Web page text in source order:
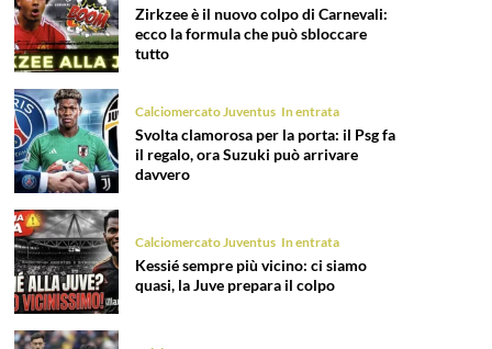
Zirkzee è il nuovo colpo di Carnevali:
ecco la formula che può sbloccare
tutto
Calciomercato Juventus In entrata
Svolta clamorosa per la porta: il Psg fa
il regalo, ora Suzuki può arrivare
davvero
Calciomercato Juventus In entrata
Kessié sempre più vicino: ci siamo
quasi, la Juve prepara il colpo